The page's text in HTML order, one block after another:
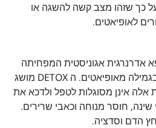
כך שזהו מצב קשה להשגה או
לאופיאטים.
אדרנרגית אגוניסטית המפחיתה
את הסימפטומים הגופנים בגמילה מאופיאטים. ה DETOX מושג
אלה אינן מסוגלות לטפל ולדכא את
שינה, חוסר מנוחה וכאבי שרירים.
הדם וסדציה.